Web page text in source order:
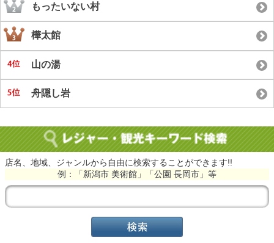
もったいない村
樺太館
山の湯
舟隠し岩
店名、地域、ジャンルから自由に検索することができます!!
例：「新潟市 美術館」「公園 長岡市」等